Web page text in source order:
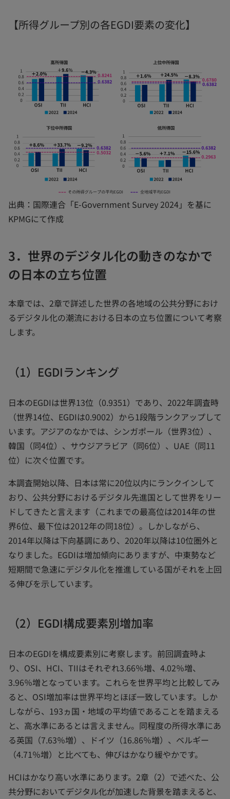
【所得グループ別の各EGDI要素の変化】
出典：国際連合「E-Government Survey 2024」を基に
KPMGにて作成
3．世界のデジタル化の動きのなかで
の日本の立ち位置
本章では、2章で詳述した世界の各地域の公共分野におけ
るデジタル化の潮流における日本の立ち位置について考察
します。
（1）EGDIランキング
日本のEGDIは世界13位（0.9351）であり、2022年調査時
（世界14位、EGDIは0.9002）から1段階ランクアップして
います。アジアのなかでは、シンガポール（世界3位）、
韓国（同4位）、サウジアラビア（同6位）、UAE（同11
位）に次ぐ位置です。
本調査開始以降、日本は常に20位以内にランクインして
おり、公共分野におけるデジタル先進国として世界をリー
ドしてきたと言えます（これまでの最高位は2014年の世
界6位、最下位は2012年の同18位）。しかしながら、
2014年以降は下向基調にあり、2020年以降は10位圏外と
なりました。EGDIは増加傾向にありますが、中東勢など
短期間で急速にデジタル化を推進している国がそれを上回
る伸びを示しています。
（2）EGDI構成要素別増加率
日本のEGDIを構成要素別に考察します。前回調査時よ
り、OSI、HCI、TIIはそれぞれ3.66％増、4.02％増、
3.96％増となっています。これらを世界平均と比較してみ
ると、OSI増加率は世界平均とほぼ一致しています。しか
しながら、193ヵ国・地域の平均値であることを踏まえる
と、高水準にあるとは言えません。同程度の所得水準にあ
る英国（7.63％増）、ドイツ（16.86％増）、ベルギー
（4.71％増）と比べても、伸びはかなり緩やかです。
HCIはかなり高い水準にあります。2章（2）で述べた、公
共分野においてデジタル化が加速した背景を踏まえると、